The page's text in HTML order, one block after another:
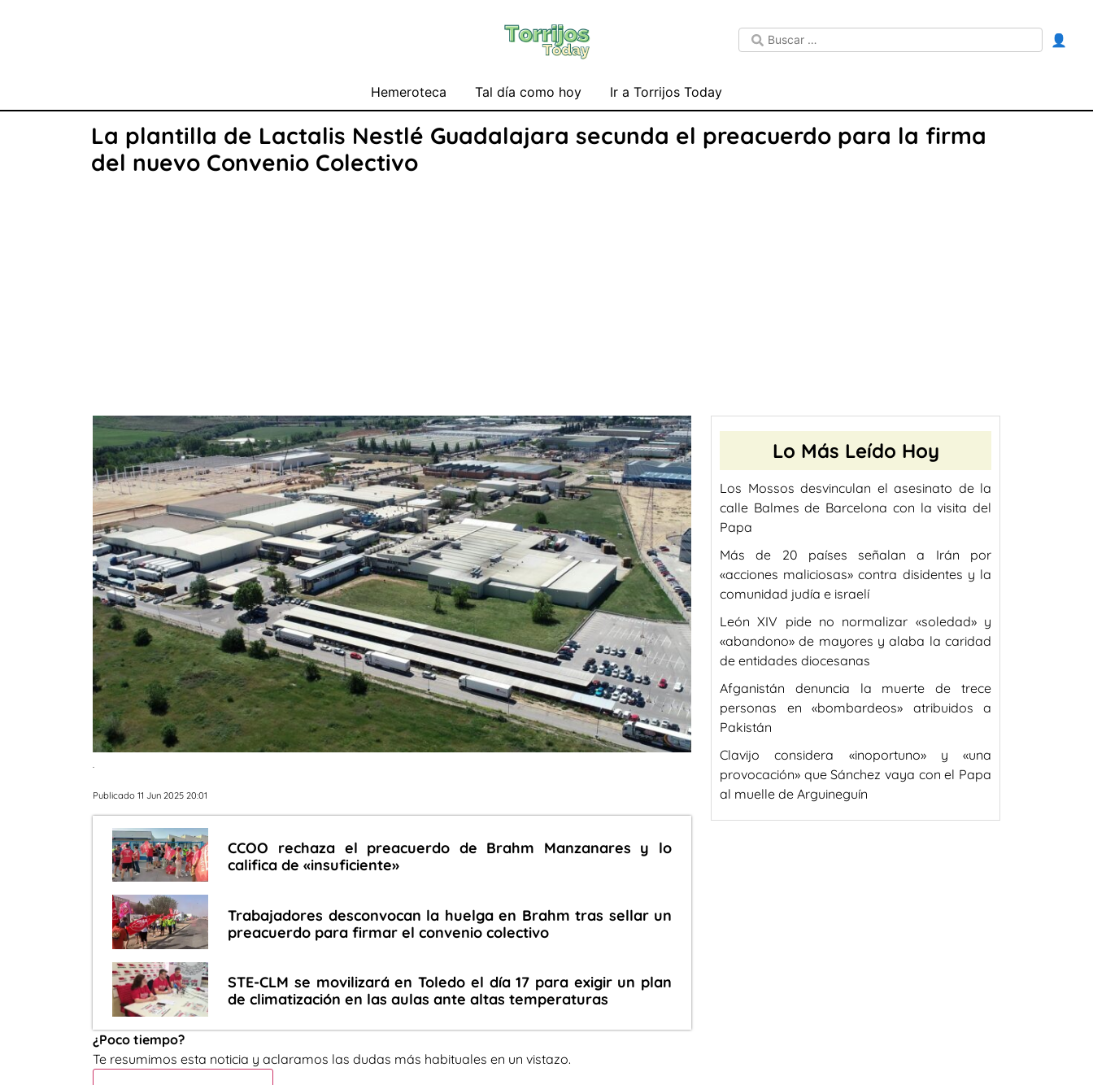
👤
Hemeroteca Tal día como hoy Ir a Torrijos Today
La plantilla de Lactalis Nestlé Guadalajara secunda el preacuerdo para la firma
del nuevo Convenio Colectivo
.
Publicado 11 Jun 2025 20:01
CCOO rechaza el preacuerdo de Brahm Manzanares y lo
califica de «insuficiente»
Trabajadores desconvocan la huelga en Brahm tras sellar un
preacuerdo para firmar el convenio colectivo
STE-CLM se movilizará en Toledo el día 17 para exigir un plan
de climatización en las aulas ante altas temperaturas
¿Poco tiempo?
Te resumimos esta noticia y aclaramos las dudas más habituales en un vistazo.
Lo Más Leído Hoy
Los Mossos desvinculan el asesinato de la
calle Balmes de Barcelona con la visita del
Papa
Más de 20 países señalan a Irán por
«acciones maliciosas» contra disidentes y la
comunidad judía e israelí
León XIV pide no normalizar «soledad» y
«abandono» de mayores y alaba la caridad
de entidades diocesanas
Afganistán denuncia la muerte de trece
personas en «bombardeos» atribuidos a
Pakistán
Clavijo considera «inoportuno» y «una
provocación» que Sánchez vaya con el Papa
al muelle de Arguineguín